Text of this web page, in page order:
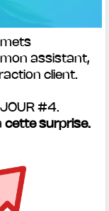
assistant,
client.
#4.
cette surprise.